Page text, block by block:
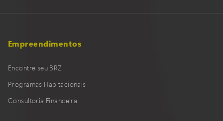
Encontre seu BRZ
Programas Habitacionais
Consultoria Financeira